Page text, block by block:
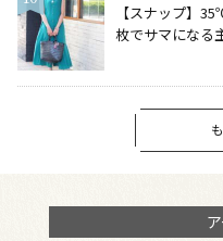
【スナップ】
枚でサマになる